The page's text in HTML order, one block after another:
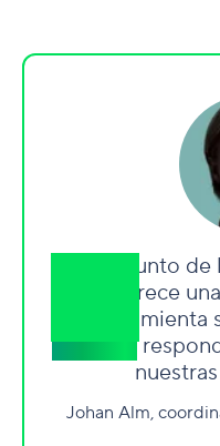
«El conjunto
nos ofrece
eficiente
Johan Alm,